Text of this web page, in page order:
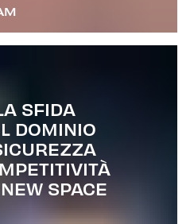
SFIDA
DOMINIO
SPACE